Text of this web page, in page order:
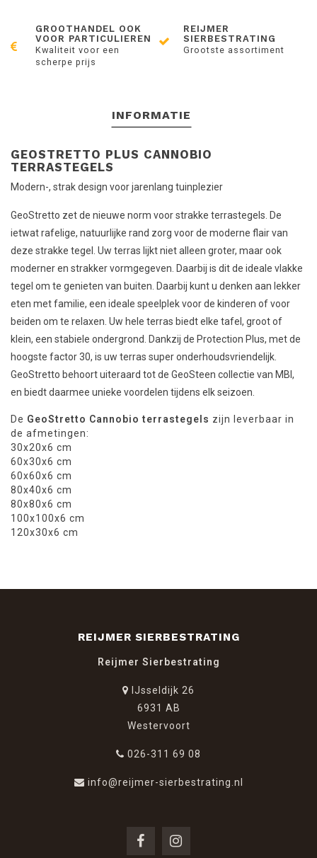
GROOTHANDEL OOK
VOOR PARTICULIEREN
Kwaliteit voor een
scherpe prijs
REIJMER
SIERBESTRATING
Grootste assortiment
INFORMATIE
GEOSTRETTO PLUS CANNOBIO
TERRASTEGELS
Modern-, strak design voor jarenlang tuinplezier
GeoStretto zet de nieuwe norm voor strakke terrastegels. De
ietwat rafelige, natuurlijke rand zorg voor de moderne flair van
deze strakke tegel. Uw terras lijkt niet alleen groter, maar ook
moderner en strakker vormgegeven. Daarbij is dit de ideale vlakke
tegel om te genieten van buiten. Daarbij kunt u denken aan lekker
eten met familie, een ideale speelplek voor de kinderen of voor
beiden om te relaxen. Uw hele terras biedt elke tafel, groot of
klein, een stabiele ondergrond. Dankzij de Protection Plus, met de
hoogste factor 30, is uw terras super onderhoudsvriendelijk.
GeoStretto behoort uiteraard tot de GeoSteen collectie van MBI,
en biedt daarmee unieke voordelen tijdens elk seizoen.
De GeoStretto Cannobio terrastegels zijn leverbaar in
de afmetingen:
30x20x6 cm
60x30x6 cm
60x60x6 cm
80x40x6 cm
80x80x6 cm
100x100x6 cm
120x30x6 cm
REIJMER SIERBESTRATING
Reijmer Sierbestrating
IJsseldijk 26
6931 AB
Westervoort
026-311 69 08
info@reijmer-sierbestrating.nl